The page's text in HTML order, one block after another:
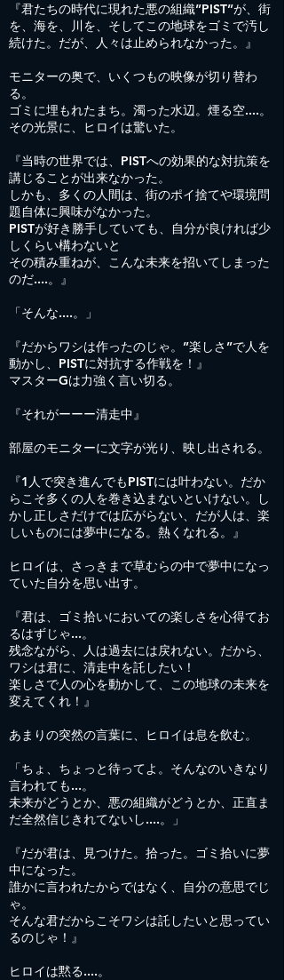
『君たちの時代に現れた悪の組織”PIST”が、街
を、海を、川を、そしてこの地球をゴミで汚し
続けた。だが、人々は止められなかった。』
モニターの奥で、いくつもの映像が切り替わ
る。
ゴミに埋もれたまち。濁った水辺。煙る空....。
その光景に、ヒロイは驚いた。
『当時の世界では、PISTへの効果的な対抗策を
講じることが出来なかった。
しかも、多くの人間は、街のポイ捨てや環境問
題自体に興味がなかった。
PISTが好き勝手していても、自分が良ければ少
しくらい構わないと
その積み重ねが、こんな未来を招いてしまった
のだ....。』
「そんな....。」
『だからワシは作ったのじゃ。”楽しさ”で人を
動かし、PISTに対抗する作戦を！』
マスターGは力強く言い切る。
『それがーーー清走中』
部屋のモニターに文字が光り、映し出される。
『1人で突き進んでもPISTには叶わない。だか
らこそ多くの人を巻き込まないといけない。し
かし正しさだけでは広がらない、だが人は、楽
しいものには夢中になる。熱くなれる。』
ヒロイは、さっきまで草むらの中で夢中になっ
ていた自分を思い出す。
『君は、ゴミ拾いにおいての楽しさを心得てお
るはずじゃ...。
残念ながら、人は過去には戻れない。だから、
ワシは君に、清走中を託したい！
楽しさで人の心を動かして、この地球の未来を
変えてくれ！』
あまりの突然の言葉に、ヒロイは息を飲む。
「ちょ、ちょっと待ってよ。そんなのいきなり
言われても...。
未来がどうとか、悪の組織がどうとか、正直ま
だ全然信じきれてないし....。」
『だが君は、見つけた。拾った。ゴミ拾いに夢
中になった。
誰かに言われたからではなく、自分の意思でじ
ゃ。
そんな君だからこそワシは託したいと思ってい
るのじゃ！』
ヒロイは黙る....。